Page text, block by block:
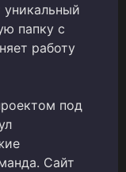
папку с
работу
под
Сайт